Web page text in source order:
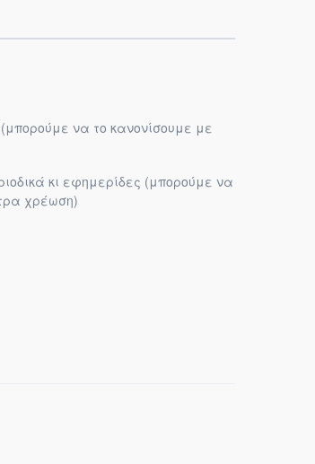
να το κανονίσουμε με
κι εφημερίδες (μπορούμε να
χρέωση)